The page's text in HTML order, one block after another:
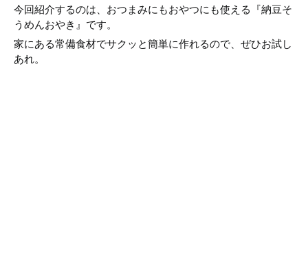
今回紹介するのは、おつまみにもおやつにも使える『納豆そ
うめんおやき』です。
家にある常備食材でサクッと簡単に作れるので、ぜひお試し
あれ。